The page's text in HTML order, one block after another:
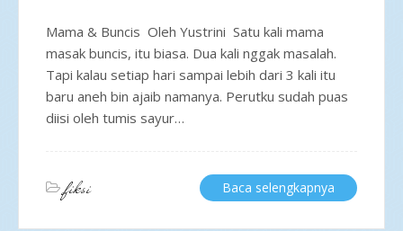
Mama & Buncis Oleh Yustrini Satu kali mama
masak buncis, itu biasa. Dua kali nggak masalah.
Tapi kalau setiap hari sampai lebih dari 3 kali itu
baru aneh bin ajaib namanya. Perutku sudah puas
diisi oleh tumis sayur…
fiksi Baca selengkapnya